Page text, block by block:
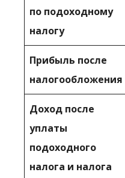
по подоходному
налогу
Прибыль после
налогообложения
Доход после
уплаты
подоходного
налога и налога